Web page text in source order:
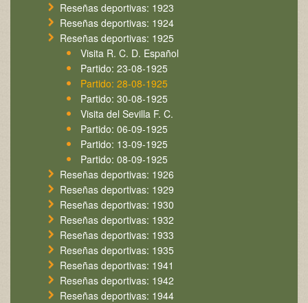
Reseñas deportivas: 1923
Reseñas deportivas: 1924
Reseñas deportivas: 1925
Visita R. C. D. Español
Partido: 23-08-1925
Partido: 28-08-1925
Partido: 30-08-1925
Visita del Sevilla F. C.
Partido: 06-09-1925
Partido: 13-09-1925
Partido: 08-09-1925
Reseñas deportivas: 1926
Reseñas deportivas: 1929
Reseñas deportivas: 1930
Reseñas deportivas: 1932
Reseñas deportivas: 1933
Reseñas deportivas: 1935
Reseñas deportivas: 1941
Reseñas deportivas: 1942
Reseñas deportivas: 1944